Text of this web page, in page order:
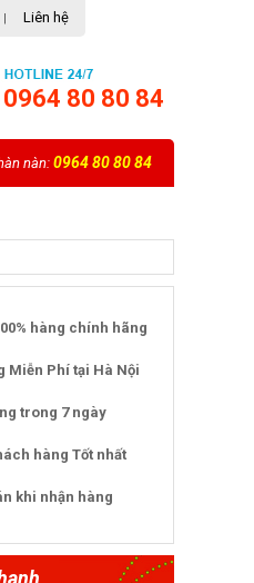
| Liên hệ
0964 80 80 84
nàn: 0964 80 80 84
hàng chính hãng
Miễn Phí tại Hà Nội
trong 7 ngày
hàng Tốt nhất
khi nhận hàng